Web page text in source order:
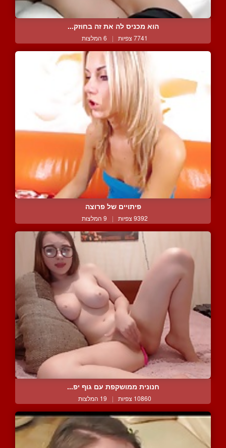
הוא מכניס לה את זה בחוזק...
7741 צפיות | 6 המלצות
פיתויים של פרוצה
9392 צפיות | 9 המלצות
חנונית ממושקפת עם גוף יפ...
10860 צפיות | 19 המלצות